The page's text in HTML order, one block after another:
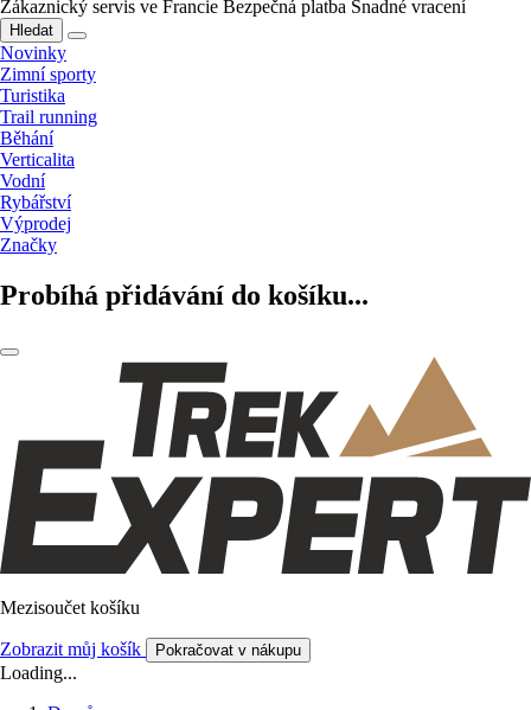
Zákaznický servis ve Francie Bezpečná platba Snadné vracení
Hledat
Novinky
Zimní sporty
Turistika
Trail running
Běhání
Verticalita
Vodní
Rybářství
Výprodej
Značky
Probíhá přidávání do košíku...
Mezisoučet košíku
Zobrazit můj košík Pokračovat v nákupu
Loading...